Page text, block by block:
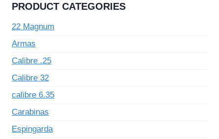
PRODUCT CATEGORIES
22 Magnum
Armas
Calibre .25
Calibre 32
calibre 6.35
Carabinas
Espingarda